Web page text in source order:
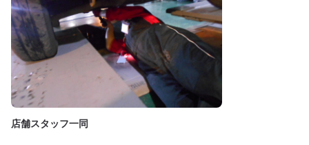
店舗スタッフ一同